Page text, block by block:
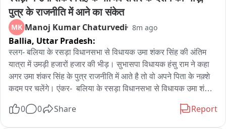
पुत्र के राजनीति में आने का संकेत
MK Manoj Kumar Chaturvedi 8m ago
Ballia, Uttar Pradesh:
स्लग- बलिया के रसड़ा विधानसभा से विधायक उमा शंकर सिंह की अंतिम
यात्रा में उमड़ी हजारों हजार की भीड़। सुभासपा विधायक हंसु राम ने कहा
अगर उमा शंकर सिंह के पुत्र राजनीति में आते है तो वो अपने पिता के नक़्शे
कदम पर चलेंगे। एंकर-  बलिया के रसड़ा विधानसभा से विधायक उमा शंकर
अंतिम-final दर्शन के लिए उनके चाहने वालों की भीड़ लगी हुई है। हर कोई
0 0 Share Report